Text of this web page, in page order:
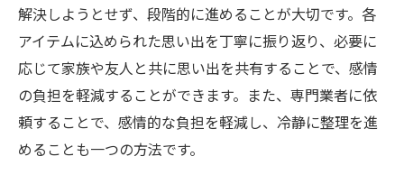
故人への感謝を込めた遺品整理の心構え
感謝の気持ちを込めた整理法
故人の思いを尊重する心構え
思い出の品を大切にする方法
感謝を伝えるための整理術
解決しようとせず、段階的に進めることが大切です。各
アイテムに込められた思い出を丁寧に振り返り、必要に
応じて家族や友人と共に思い出を共有することで、感情
の負担を軽減することができます。また、専門業者に依
頼することで、感情的な負担を軽減し、冷静に整理を進
めることも一つの方法です。